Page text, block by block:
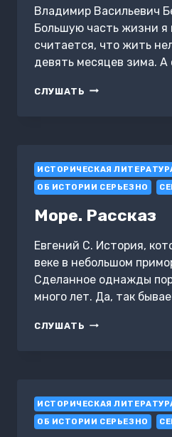
Владимир Васильевич
Большую часть жизни я
считается, что жить
девять месяцев зима.
СЛУШАТЬ
ИСТОРИЧЕСКАЯ
ОБ ИСТОРИИ СЕРЬЕЗНО
Море. Рассказ
Евгений С. История,
веке в небольшом
Сделанное однажды
много лет. Да, так
СЛУШАТЬ МОРЕ.
ИСТОРИЧЕСКАЯ
ОБ ИСТОРИИ СЕРЬЕЗНО